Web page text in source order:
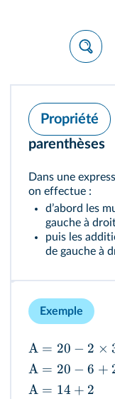
Propriété
parenthèses
Dans une
on effectue :
dʼabord les
gauche à
puis les
de gauche à
Exemple
A = 20 − 2 ×
A = 20 − 6 +
A = 14 + 2